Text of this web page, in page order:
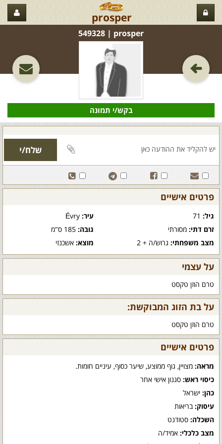
prosper
prosper‏ | 549328
בקש/י תמונה
פרטים אישיים
גיל: עיר:Évry
זרם דתי: מסורתי גובה:185 ס"מ
מצב משפחתי: גרוש/ה + 2 מוצא:אשכנזי
על עצמי
טרם הוזן טקסט
על בת הזוג המבוקשת:
טרם הוזן טקסט
פרטים אישיים
מראה: מצויין, גוף ממוצע, שיער כסוף, עיניים חומות.
כיסוי ראש: סגנון אישי אחר
כהן: ישראל
עיסוק: בריאות
השכלה: סטודנט
מצב כלכלי: אמיד/ה